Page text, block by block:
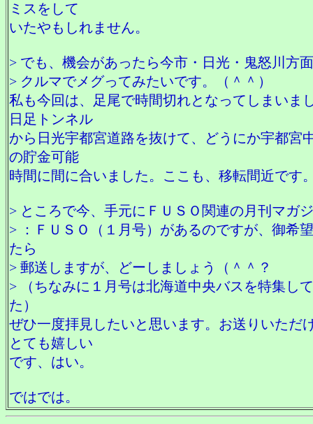
ミスをして
いたやもしれません。
> でも、機会があったら今市・日光・鬼怒川方
> クルマでメグってみたいです。（＾＾）
私も今回は、足尾で時間切れとなってしまいま
日足トンネル
から日光宇都宮道路を抜けて、どうにか宇都宮
の貯金可能
時間に間に合いました。ここも、移転間近です
> ところで今、手元にＦＵＳＯ関連の月刊マガ
> ：ＦＵＳＯ（１月号）があるのですが、御希
たら
> 郵送しますが、どーしましょう（＾＾？
> （ちなみに１月号は北海道中央バスを特集し
た）
ぜひ一度拝見したいと思います。お送りいただ
とても嬉しい
です、はい。
ではでは。